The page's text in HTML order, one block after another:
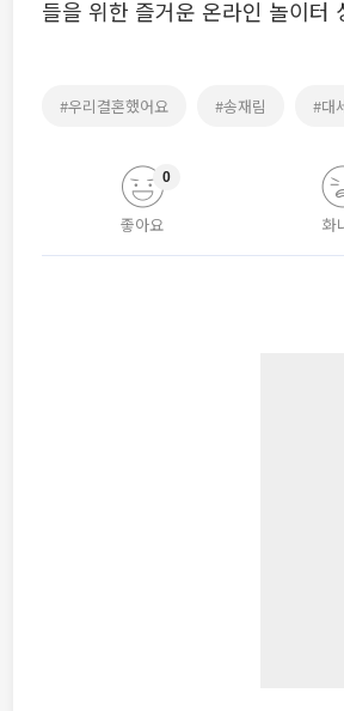
들을 위한 즐거운 온라인 놀이터
#우리결혼했어요 #송재림 #대
좋아요
0
화